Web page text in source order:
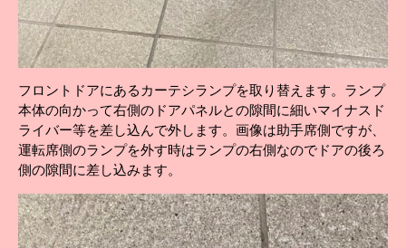
フロントドアにあるカーテシランプを取り替えます。ランプ
本体の向かって右側のドアパネルとの隙間に細いマイナスド
ライバー等を差し込んで外します。画像は助手席側ですが、
運転席側のランプを外す時はランプの右側なのでドアの後ろ
側の隙間に差し込みます。